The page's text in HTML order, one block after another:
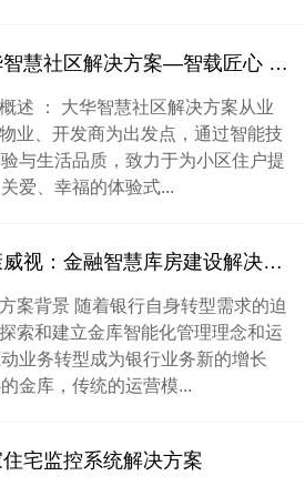
大华智慧社区解决方案—智载匠心 慧享生活
述 ： 大华智慧社区解决方案从业
业、开发商为出发点，通过智能技
与生活品质，致力于为小区住户提
爱、幸福的体验式...
海康威视：金融智慧库房建设解决方案
案背景 随着银行自身转型需求的迫
索和建立金库智能化管理理念和运
业务转型成为银行业务新的增长
金库，传统的运营模...
宅监控系统解决方案